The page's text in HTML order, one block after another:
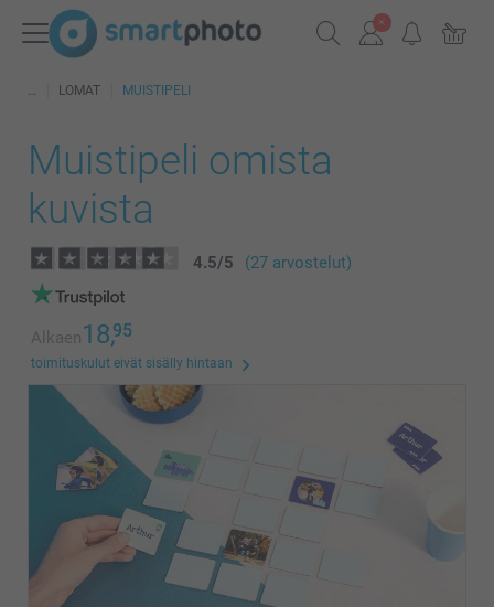
LOMAT MUISTIPELI
Muistipeli omista
kuvista
4.5/5 (27 arvostelut)
Alkaen18,95
toimituskulut eivät sisälly hintaan